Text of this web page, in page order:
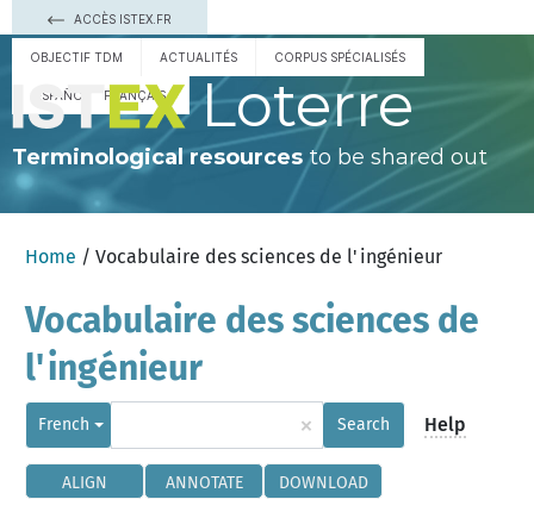
ACCÈS ISTEX.FR
OBJECTIF TDM ACTUALITÉS CORPUS SPÉCIALISÉS
ESPAÑOL FRANÇAIS Loterre
Terminological resourcesto be shared out
Home / Vocabulaire des sciences de l'ingénieur
Vocabulaire des sciences de
l'ingénieur
French × Search Help
ALIGN ANNOTATE DOWNLOAD